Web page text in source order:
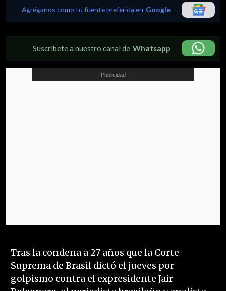
Agréganos como tu fuente preferida en Google
Suscríbete a nuestro canal de Whatsapp
Tras la condena a 27 años que la Corte
Suprema de Brasil dictó el jueves por
golpismo contra el expresidente Jair